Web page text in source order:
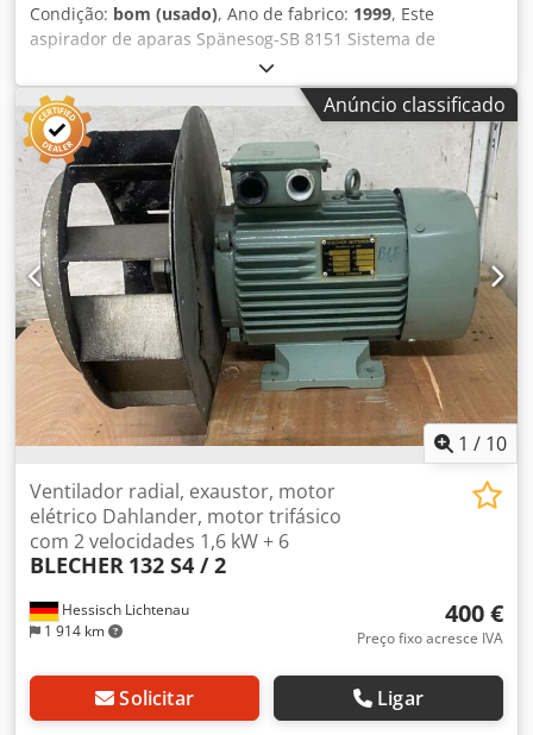
Condição: bom (usado), Ano de fabrico: 1999, Este
aspirador de aparas Spänesog-SB 8151 Sistema de
extração industrial de alto desempenho do fabricante de
qualidade ESTA, modelo Spänesog-SB 8151. Este sistema é
ideal para oficinas para a extração de aparas e pó (por
exemplo, durante o processamento de metais ou madeira).
Dcsdpfx Ahsznibwomek Dados técnicos do equipamento:
Fabricante: ESTA Apparatebau GmbH & Co. KG Modelo /
Tipo: Spänesog-SB 8151 Tensão (Volts): 400 V Potência (kW):
2,2 kW Corrente (Ampères): 4,6 A Frequência (Hz): 50 Hz
Grau de proteção: IP 54 (protegido contra poeira e salpicos
de água) Outros artigos – novos e usados – podem ser
encontrados na nossa loja! Custos de envio internacional
disponíveis mediante solicitação!
Anúncio classificado
1 / 10
Hessisch Lichtenau
1 914 km
Ventilador radial, exaustor, motor
elétrico Dahlander, motor trifásico
com 2 velocidades 1,6 kW + 6
BLECHER 132 S4 / 2
400 €
Preço fixo acresce IVA
Solicitar Ligar